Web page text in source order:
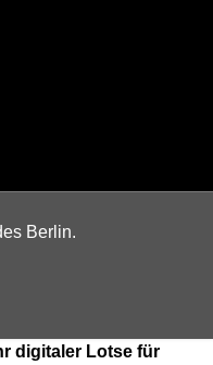
Berlin.
digitaler Lotse für